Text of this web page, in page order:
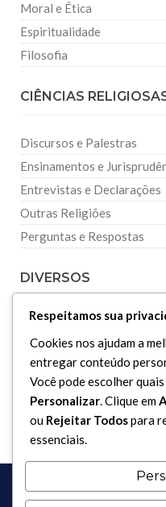
Moral e Ética
Espiritualidade
Filosofia
CIÊNCIAS
Discursos e Palestras
Ensinamentos e
Entrevistas e Declarações
Outras Religiões
Perguntas e Respostas
DIVERSOS
Curiosidades
Dicionário Islâmico
Downloads
Respeitamos sua
Cookies nos ajudam a
entregar conteúdo
Você pode escolher
Personalizar. Clique em
ou Rejeitar Todospara
essenciais.